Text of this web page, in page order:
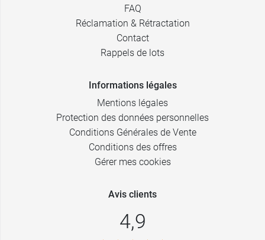
FAQ
Réclamation & Rétractation
Contact
Rappels de lots
Informations légales
Mentions légales
Protection des données personnelles
Conditions Générales de Vente
Conditions des offres
Gérer mes cookies
Avis clients
4,9